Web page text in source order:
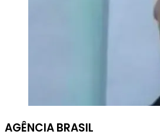
AGÊNCIA BRASIL